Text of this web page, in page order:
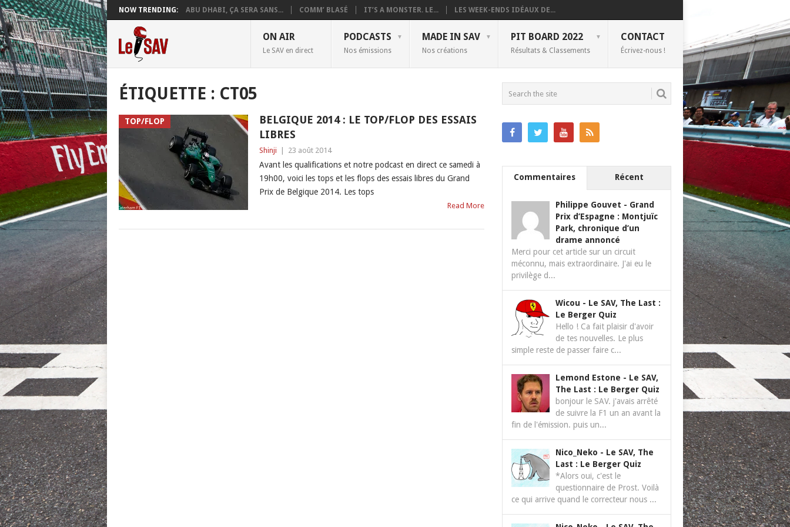
NOW TRENDING: ABU DHABI, ÇA SERA SANS... COMM’ BLASÉ IT’S A MONSTER. LE... LES WEEK-ENDS IDÉAUX DE...
ON AIR
Le SAV en direct
PODCASTS
Nos émissions
MADE IN SAV
Nos créations
PIT BOARD 2022
Résultats & Classements
CONTACT
Écrivez-nous !
ÉTIQUETTE : CT05
TOP/FLOP
BELGIQUE 2014 : LE TOP/FLOP DES ESSAIS
LIBRES
Shinji 23 août 2014
Avant les qualifications et notre podcast en direct ce samedi à
19h00, voici les tops et les flops des essais libres du Grand
Prix de Belgique 2014. Les tops
Read More
Commentaires Récent
Philippe Gouvet - Grand
Prix d’Espagne : Montjuïc
Park, chronique d’un
drame annoncé
Merci pour cet article sur un circuit
méconnu, mais extraordinaire. J'ai eu le
privilège d...
Wicou - Le SAV, The Last :
Le Berger Quiz
Hello ! Ca fait plaisir d'avoir
de tes nouvelles. Le plus
simple reste de passer faire c...
Lemond Estone - Le SAV,
The Last : Le Berger Quiz
bonjour le SAV. j'avais arrêté
de suivre la F1 un an avant la
fin de l'émission. puis un...
Nico_Neko - Le SAV, The
Last : Le Berger Quiz
*Alors oui, c'est le
questionnaire de Prost. Voilà
ce qui arrive quand le correcteur nous ...